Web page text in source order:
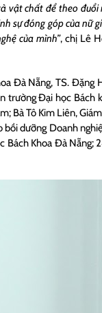
vật chất để theo
sự đóng góp của nữ
của mình”, chị Lê
Đà Nẵng, TS. Đặng
trường Đại học Bách
Bà Tô Kim Liên,
dưỡng Doanh
Bách Khoa Đà Nẵng;